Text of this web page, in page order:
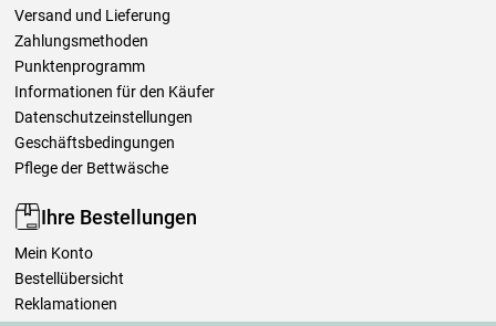
Versand und Lieferung
Zahlungsmethoden
Punktenprogramm
Informationen für den Käufer
Datenschutzeinstellungen
Geschäftsbedingungen
Pflege der Bettwäsche
Ihre Bestellungen
Mein Konto
Bestellübersicht
Reklamationen